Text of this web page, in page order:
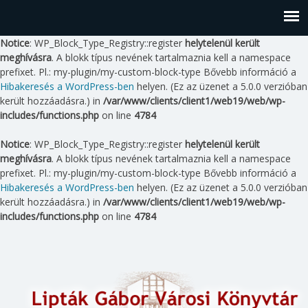
Notice: WP_Block_Type_Registry::register helytelenül került
meghívásra. A blokk típus nevének tartalmaznia kell a namespace
prefixet. Pl.: my-plugin/my-custom-block-type Bővebb információ a
Hibakeresés a WordPress-ben helyen. (Ez az üzenet a 5.0.0 verzióban
került hozzáadásra.) in /var/www/clients/client1/web19/web/wp-
includes/functions.php on line 4784
Notice: WP_Block_Type_Registry::register helytelenül került
meghívásra. A blokk típus nevének tartalmaznia kell a namespace
prefixet. Pl.: my-plugin/my-custom-block-type Bővebb információ a
Hibakeresés a WordPress-ben helyen. (Ez az üzenet a 5.0.0 verzióban
került hozzáadásra.) in /var/www/clients/client1/web19/web/wp-
includes/functions.php on line 4784